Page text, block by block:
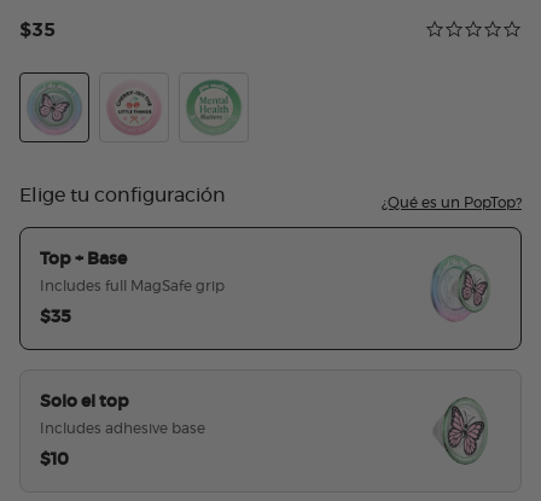
Calificación
0.0 star rating
$35
Elige tu configuración ¿Qué es un PopTop?
Top + Base
Includes full MagSafe grip
$35
Solo el top
Includes adhesive base
$10